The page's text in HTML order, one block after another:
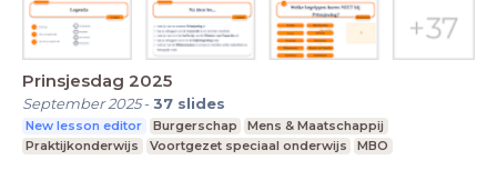
Prinsjesdag 2025
September 2025-37 slides
New lesson editor Burgerschap
Mens & Maatschappij
Praktijkonderwijs
Voortgezet speciaal onderwijs MBO